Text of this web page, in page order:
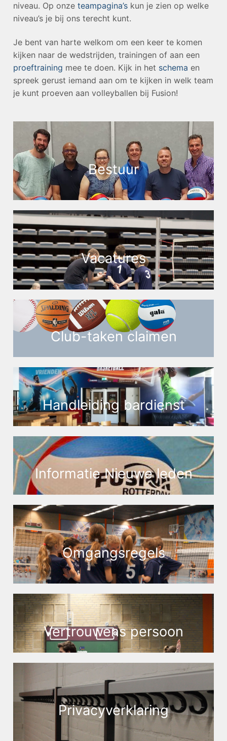
niveau. Op onze teampagina’s kun je zien op welke
niveau’s je bij ons terecht kunt.
Je bent van harte welkom om een keer te komen
kijken naar de wedstrijden, trainingen of aan een
proeftraining mee te doen. Kijk in het schema en
spreek gerust iemand aan om te kijken in welk team
je kunt proeven aan volleyballen bij Fusion!
Bestuur
Vacatures
Club-taken claimen
Handleiding bardienst
Informatie Nieuwe leden
Omgangsregels
Vertrouwens persoon
Privacyverklaring